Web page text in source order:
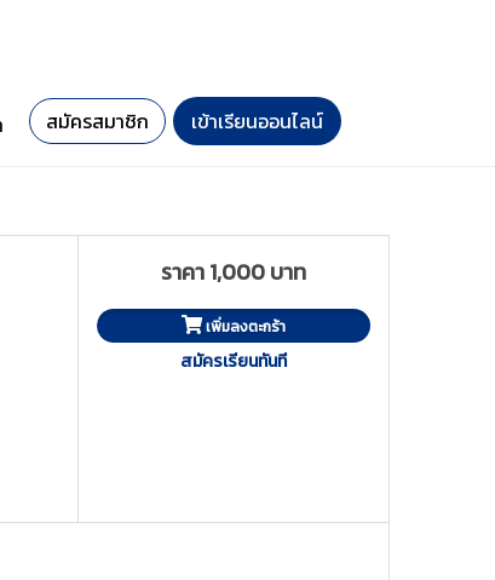
สมัครสมาชิก เข้าเรียนออนไลน์
ราคา 1,000 บาท
เพิ่มลงตะกร้า
สมัครเรียนทันที